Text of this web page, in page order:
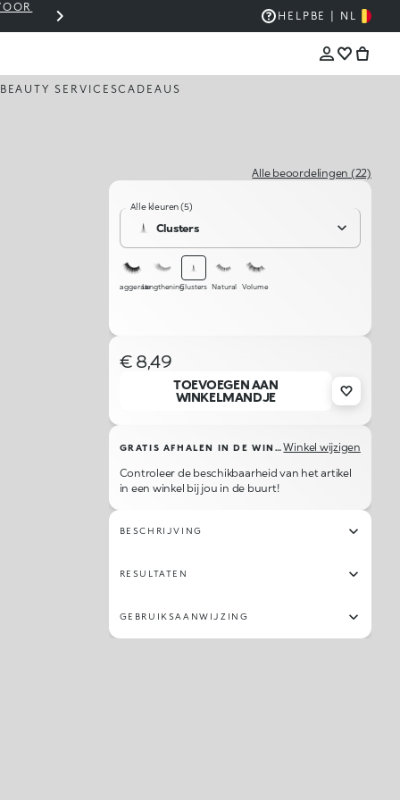
WINKELMANDJE OP €30? VERZENDING IS
HELP BE | NL
BEAUTY SERVICESCADEAUS
Alle beoordelingen (22)
Alle kleuren (5)
Clusters
ExaggerateLengtheningClusters Natural Volume
€ 8,49
TOEVOEGEN AAN
WINKELMANDJE
GRATIS AFHALEN IN DE WINKEL Winkel wijzigen
Controleer de beschikbaarheid van het artikel
in een winkel bij jou in de buurt!
BESCHRIJVING
RESULTATEN
GEBRUIKSAANWIJZING